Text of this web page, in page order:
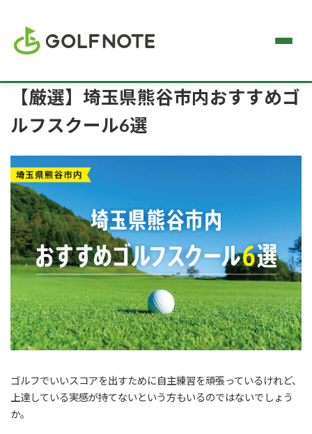
【厳選】埼玉県熊谷市内おすすめゴ
ルフスクール6選
ゴルフでいいスコアを出すために自主練習を頑張っているけれど、
上達している実感が持てないという方もいるのではないでしょう
か。